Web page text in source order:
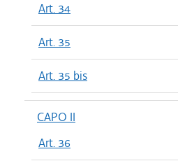
Art. 34
Art. 35
Art. 35 bis
CAPO II
Art. 36